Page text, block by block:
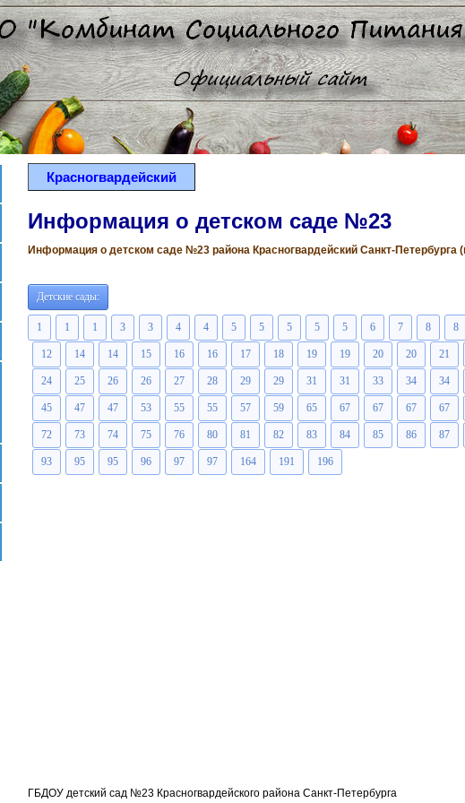
Красногвардейский
Информация о детском саде №23
Информация о детском саде №23 района Красногвардейский Санкт-Петербурга
Детские сады:
1 1 1 3 3 4 4 5 5 5 5 5 6 7 8 8
12 14 14 15 16 16 17 18 19 19 20 20 21
24 25 26 26 27 28 29 29 31 31 33 34 34
45 47 47 53 55 55 57 59 65 67 67 67 67
72 73 74 75 76 80 81 82 83 84 85 86 87
93 95 95 96 97 97 164 191 196
ГБДОУ детский сад №23 Красногвардейского района Санкт-Петербурга